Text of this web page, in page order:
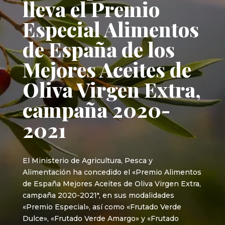
lleva el Premio
Especial Alimentos
de España de los
Mejores Aceites de
Oliva Virgen Extra,
campaña 2020-
2021
El Ministerio de Agricultura, Pesca y
Alimentación ha concedido el «Premio Alimentos
de España Mejores Aceites de Oliva Virgen Extra,
campaña 2020-2021″, en sus modalidades
«Premio Especial», así como «Frutado Verde
Dulce», «Frutado Verde Amargo» y «Frutado